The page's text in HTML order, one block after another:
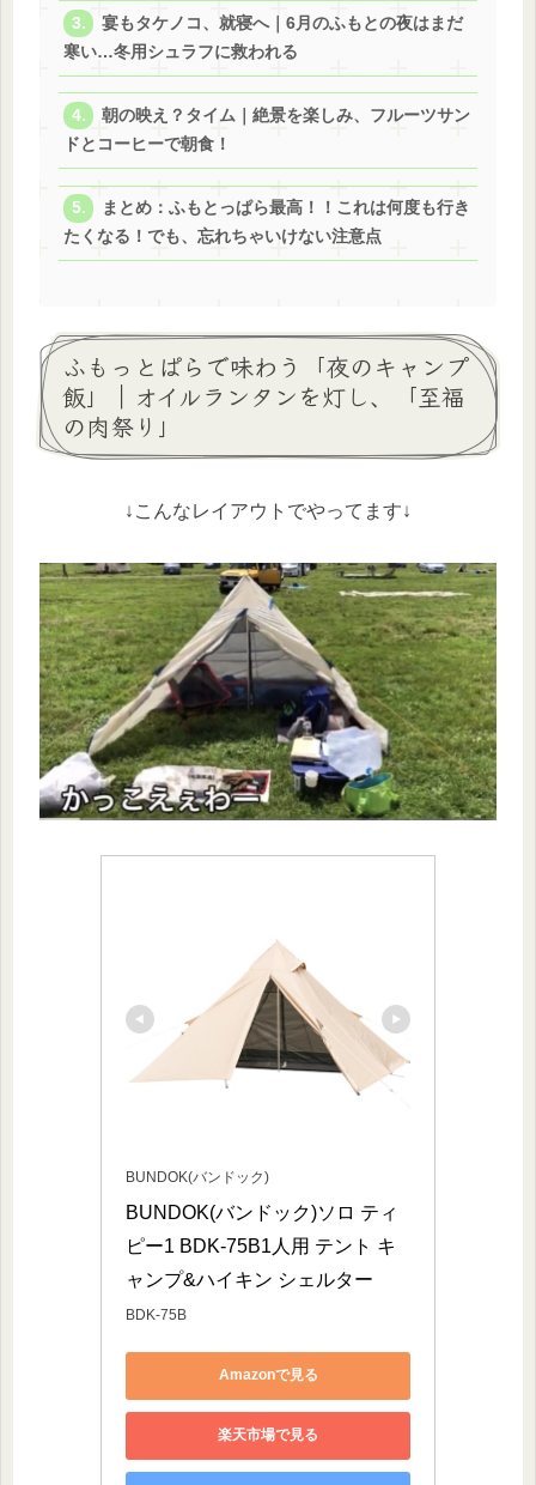
宴もタケノコ、就寝へ｜6月のふもとの夜はまだ
寒い…冬用シュラフに救われる
朝の映え？タイム｜絶景を楽しみ、フルーツサン
ドとコーヒーで朝食！
まとめ：ふもとっぱら最高！！これは何度も行き
たくなる！でも、忘れちゃいけない注意点
ふもっとぱらで味わう「夜のキャンプ
飯」｜オイルランタンを灯し、「至福
の肉祭り」
↓こんなレイアウトでやってます↓
BUNDOK(バンドック)
BUNDOK(バンドック)ソロ ティ
ピー1 BDK-75B1人用 テント キ
ャンプ&ハイキン シェルター
BDK-75B
Amazonで見る
楽天市場で見る